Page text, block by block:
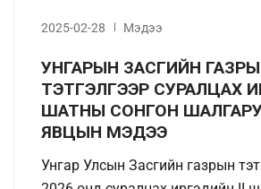
2025-02-28 Мэдээ
УНГАРЫН ЗАСГИЙН
ТЭТГЭЛГЭЭР СУРАЛЦАХ
ШАТНЫ СОНГОН
ЯВЦЫН МЭДЭЭ
Унгар Улсын Засгийн газрын